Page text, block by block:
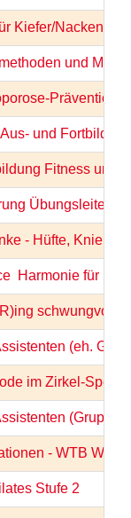
Kiefer/Nacken/
und
Prävention
und
Fitness und
Übungsleiter-
- Hüfte, Knie &
 Harmonie für
(eh.
im Zirkel-
- WTB
Stufe 2